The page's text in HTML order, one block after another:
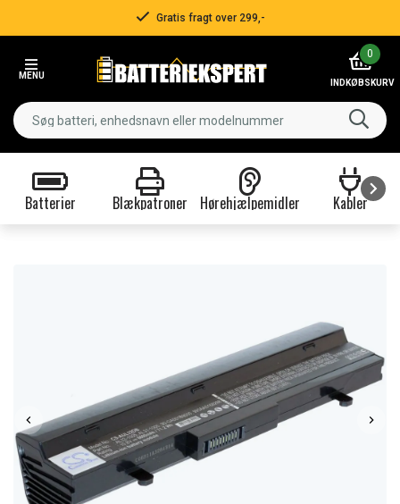
Gratis fragt over 299,-
MENU
0
INDKØBSKURV
Batterier Blækpatroner Hørehjælpemidler Kabler